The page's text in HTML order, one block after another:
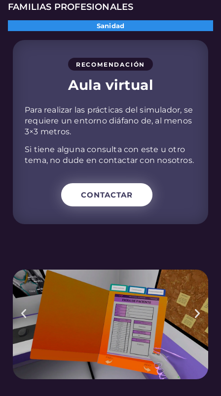
RECOMENDACIÓN
Aula virtual
Para realizar las prácticas del simulador, se
requiere un entorno diáfano de, al menos
3×3 metros.
Si tiene alguna consulta con este u otro
tema, no dude en contactar con nosotros.
CONTACTAR
FAMILIAS PROFESIONALES
Sanidad